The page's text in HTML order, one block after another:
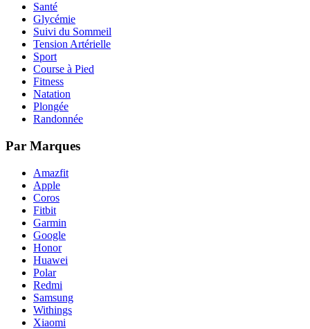
Santé
Glycémie
Suivi du Sommeil
Tension Artérielle
Sport
Course à Pied
Fitness
Natation
Plongée
Randonnée
Par Marques
Amazfit
Apple
Coros
Fitbit
Garmin
Google
Honor
Huawei
Polar
Redmi
Samsung
Withings
Xiaomi